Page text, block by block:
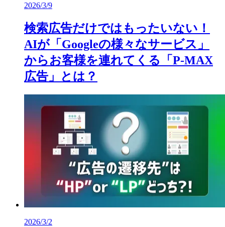
2026/3/9
検索広告だけではもったいない！
AIが「Googleの様々なサービス」
からお客様を連れてくる「P-MAX
広告」とは？
2026/3/2